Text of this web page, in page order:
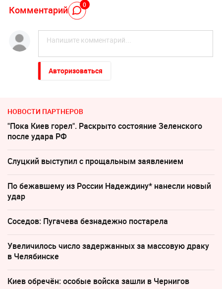
Комментарий 0
Авторизоваться
НОВОСТИ ПАРТНЕРОВ
"Пока Киев горел". Раскрыто состояние Зеленского
после удара РФ
Слуцкий выступил с прощальным заявлением
По бежавшему из России Надеждину* нанесли новый
удар
Соседов: Пугачева безнадежно постарела
Увеличилось число задержанных за массовую драку
в Челябинске
Киев обречён: особые войска зашли в Чернигов